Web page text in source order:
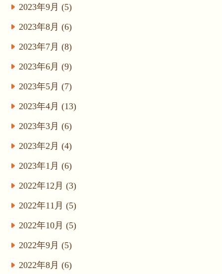
2023年9月 (5)
2023年8月 (6)
2023年7月 (8)
2023年6月 (9)
2023年5月 (7)
2023年4月 (13)
2023年3月 (6)
2023年2月 (4)
2023年1月 (6)
2022年12月 (3)
2022年11月 (5)
2022年10月 (5)
2022年9月 (5)
2022年8月 (6)